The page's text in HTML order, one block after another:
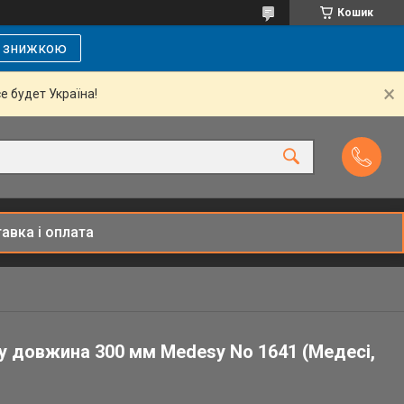
Кошик
знижкою
будет Україна!
і оплата
довжина 300 мм Medesy No 1641 (Медесі,